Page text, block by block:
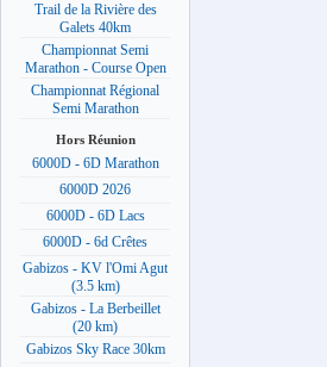
Trail de la Rivière des
Galets 40km
Championnat Semi
Marathon - Course Open
Championnat Régional
Semi Marathon
Hors Réunion
6000D - 6D Marathon
6000D 2026
6000D - 6D Lacs
6000D - 6d Crêtes
Gabizos - KV l'Omi Agut
(3.5 km)
Gabizos - La Berbeillet
(20 km)
Gabizos Sky Race 30km